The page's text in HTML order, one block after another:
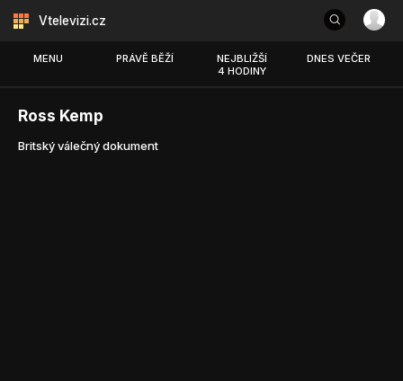
Vtelevizi.cz
MENU PRÁVĚ BĚŽÍ
NEJBLIŽŠÍ
4 HODINY
DNES VEČER
Ross Kemp
Britský válečný dokument